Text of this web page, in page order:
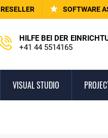
RESELLER SOFTWARE
HILFE BEI DER
+41 44 5514165
VISUAL STUDIO